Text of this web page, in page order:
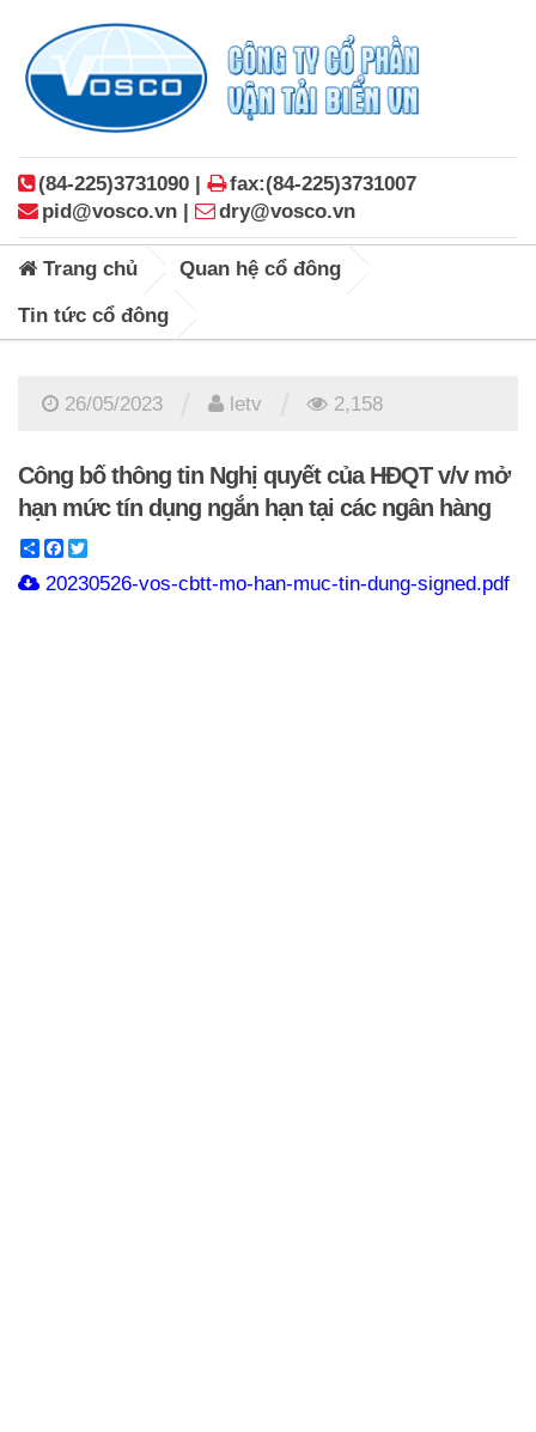
(84-225)3731090 |
fax:(84-225)3731007
pid@vosco.vn |
dry@vosco.vn
Trang chủ Quan hệ cổ đông
Tin tức cổ đông
26/05/2023 letv 2,158
Công bố thông tin Nghị quyết của HĐQT v/v mở
hạn mức tín dụng ngắn hạn tại các ngân hàng
ShareFacebook
20230526-vos-cbtt-mo-han-muc-tin-dung-signed.pdf